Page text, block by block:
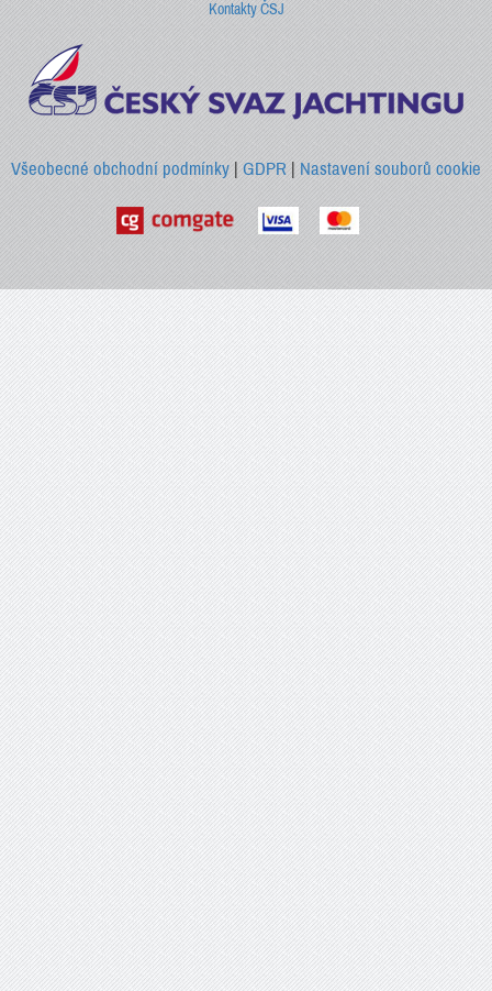
Kontakty ČSJ
Všeobecné obchodní podmínky |GDPR |Nastavení souborů cookie